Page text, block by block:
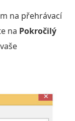
na přehrávací
na Pokročilý